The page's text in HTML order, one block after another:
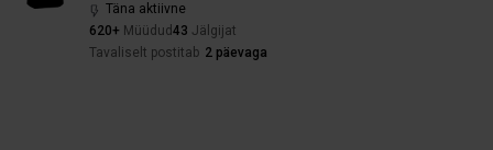
Täna aktiivne
620+ Müüdud 43 Jälgijat
Tavaliselt postitab 2 päevaga